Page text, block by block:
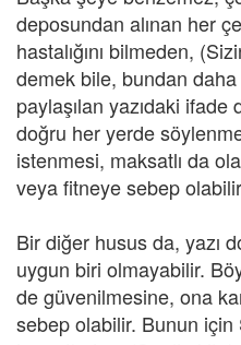
deposundan alınan her
hastalığını bilmeden,
demek bile, bundan daha
paylaşılan yazıdaki
doğru her yerde
istenmesi, maksatlı da
veya fitneye sebep
Bir diğer husus da, yazı
uygun biri olmayabilir.
de güvenilmesine, ona
sebep olabilir. Bunun